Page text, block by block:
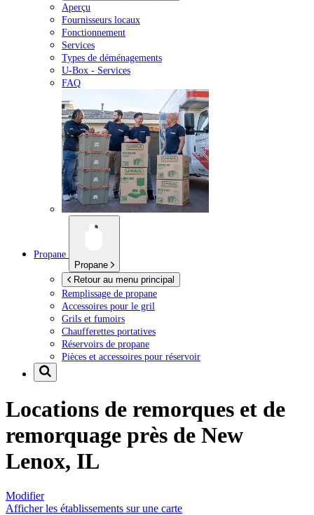
Aperçu
Fournisseurs locaux
Fonctionnement
Services
Types de déménagements
U-Box - Services
FAQ
Propane
Propane
Retour au menu principal
Remplissage de propane
Accessoires pour le gril
Grils et fumoirs
Chaufferettes portatives
Réservoirs de propane
Pièces et accessoires pour réservoir
Locations de remorques et de
remorquage près de New
Lenox, IL
Modifier
Afficher les établissements sur une carte